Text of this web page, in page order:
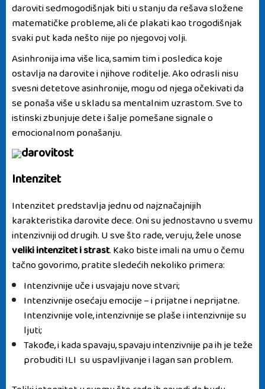
daroviti sedmogodišnjak biti u stanju da rešava složene
matematičke probleme, ali će plakati kao trogodišnjak
svaki put kada nešto nije po njegovoj volji.
Asinhronija ima više lica, samim tim i posledica koje
ostavlja na darovite i njihove roditelje. Ako odrasli nisu
svesni detetove asinhronije, mogu od njega očekivati da
se ponaša više u skladu sa mentalnim uzrastom. Sve to
istinski zbunjuje dete i šalje pomešane signale o
emocionalnom ponašanju.
Intenzitet
Intenzitet predstavlja jednu od najznačajnijih
karakteristika darovite dece. Oni su jednostavno u svemu
intenzivniji od drugih. U sve što rade, veruju, žele unose
veliki intenzitet i strast. Kako biste imali na umu o čemu
tačno govorimo, pratite sledećih nekoliko primera:
Intenzivnije uče i usvajaju nove stvari;
Intenzivnije osećaju emocije – i prijatne i neprijatne.
Intenzivnije vole, intenzivnije se plaše i intenzivnije su
ljuti;
Takođe, i kada spavaju, spavaju intenzivnije pa ih je teže
probuditi ILI su uspavljivanje i lagan san problem.